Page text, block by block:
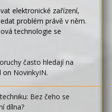
elektronické zařízení,
problém právě v něm.
technologie se
často hledají na
on NovinkyIN.
Bez čeho se
dílna?